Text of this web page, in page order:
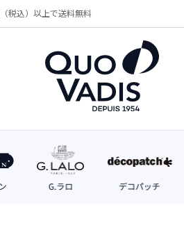
税込）以上で送料無料